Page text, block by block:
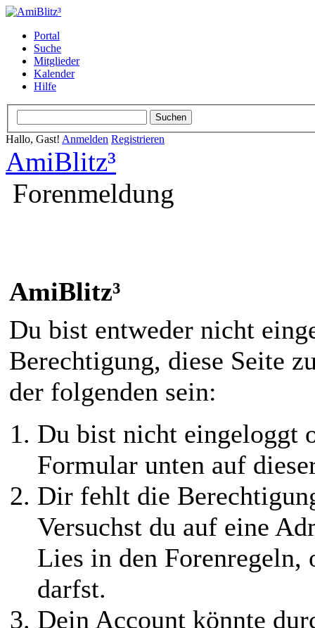
Portal
Suche
Mitglieder
Kalender
Hilfe
Hallo, Gast! Anmelden Registrieren
AmiBlitz³
Forenmeldung
AmiBlitz³
Du bist entweder nicht
Berechtigung, diese Seite
der folgenden sein:
Du bist nicht eingeloggt
Formular unten auf
Dir fehlt die
Versuchst du auf eine
Lies in den Forenregeln,
darfst.
Dein Account könnte